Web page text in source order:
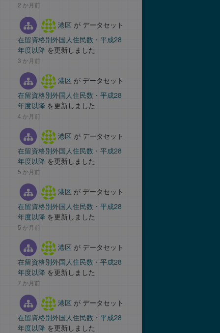
2 か月前
港区 が データセット
在留資格別外国人住民数・平成28
年度以降 を更新しました
3 か月前
港区 が データセット
在留資格別外国人住民数・平成28
年度以降 を更新しました
4 か月前
港区 が データセット
在留資格別外国人住民数・平成28
年度以降 を更新しました
5 か月前
港区 が データセット
在留資格別外国人住民数・平成28
年度以降 を更新しました
5 か月前
港区 が データセット
在留資格別外国人住民数・平成28
年度以降 を更新しました
7 か月前
港区 が データセット
在留資格別外国人住民数・平成28
年度以降 を更新しました